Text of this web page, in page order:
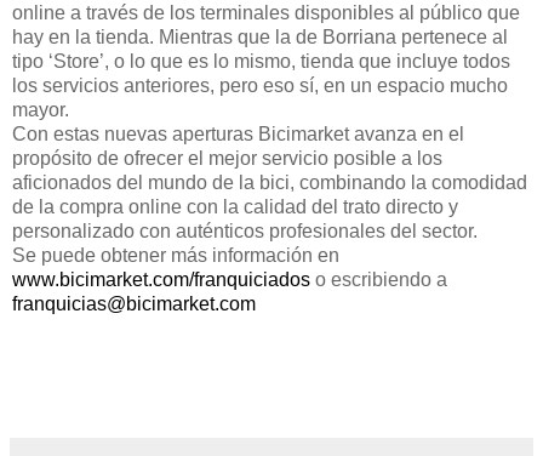
online a través de los terminales disponibles al público que
hay en la tienda. Mientras que la de Borriana pertenece al
tipo ‘Store’, o lo que es lo mismo, tienda que incluye todos
los servicios anteriores, pero eso sí, en un espacio mucho
mayor.
Con estas nuevas aperturas Bicimarket avanza en el
propósito de ofrecer el mejor servicio posible a los
aficionados del mundo de la bici, combinando la comodidad
de la compra online con la calidad del trato directo y
personalizado con auténticos profesionales del sector.
Se puede obtener más información en
www.bicimarket.com/franquiciados o escribiendo a
franquicias@bicimarket.com